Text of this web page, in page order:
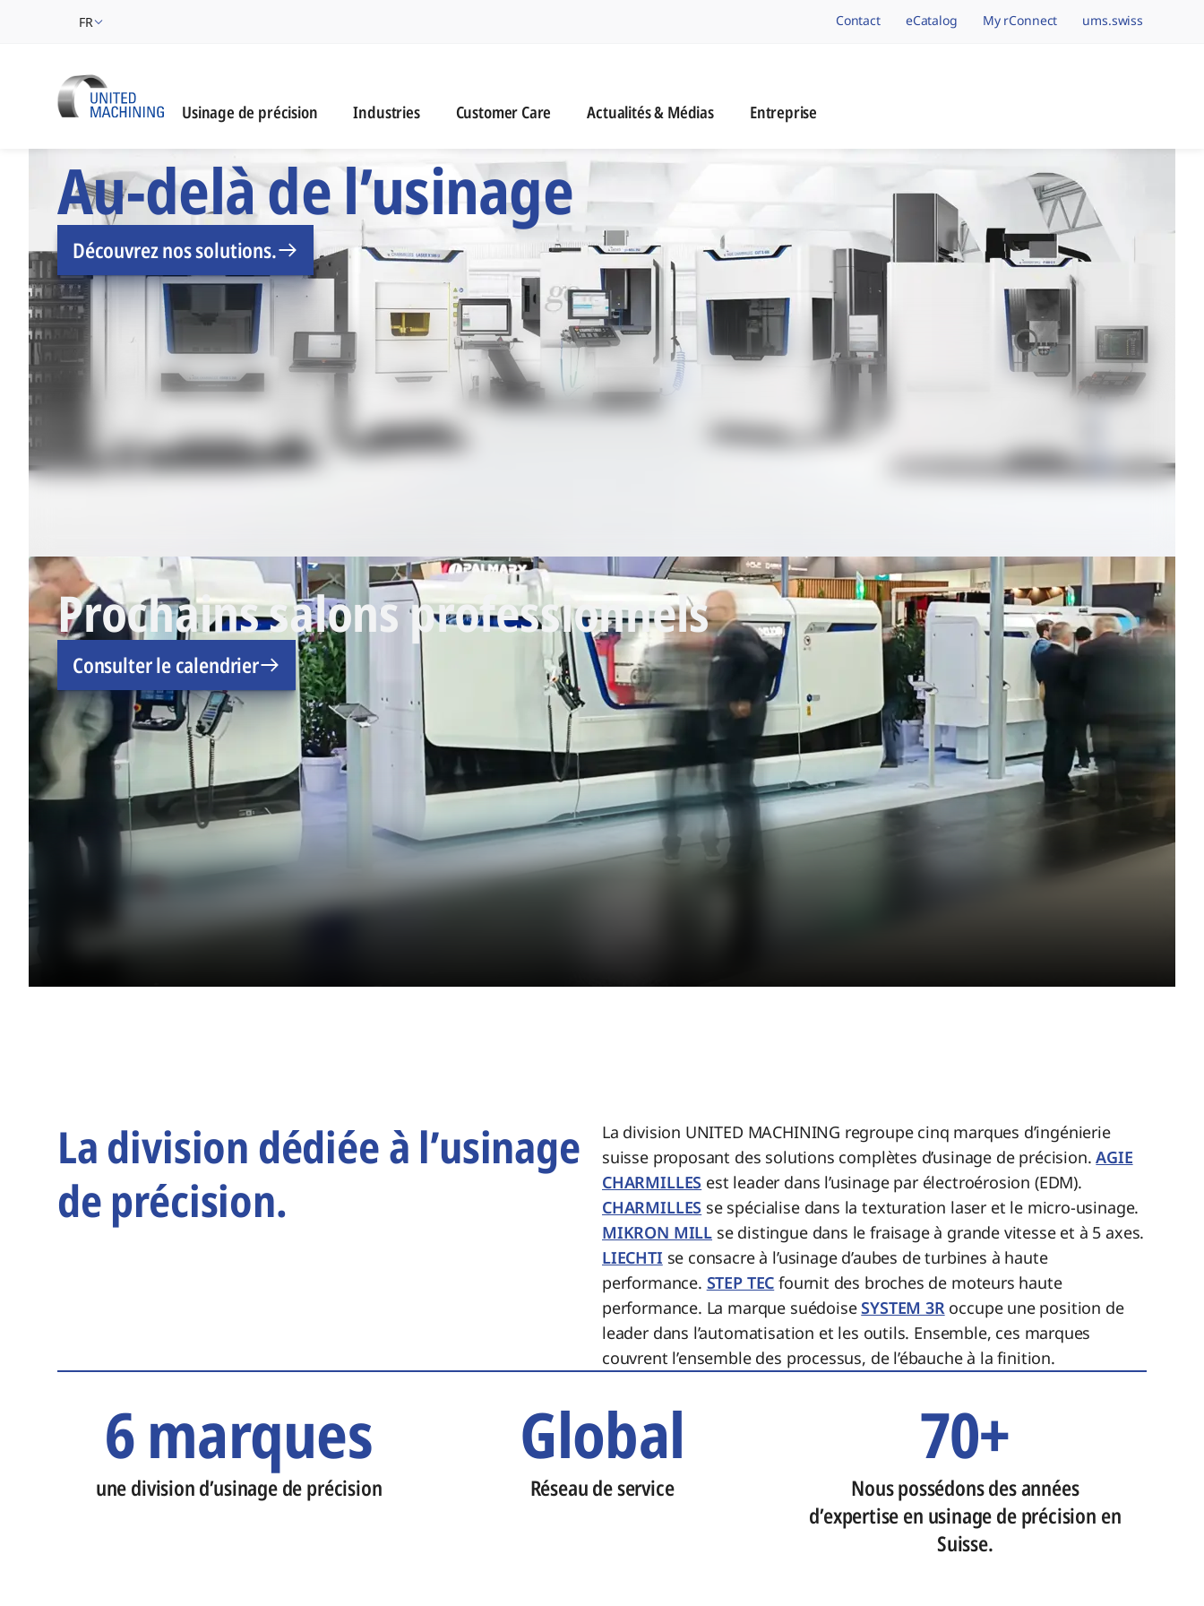
FR navigation.brand
Contact eCatalog My rConnect ums.swiss
Usinage de précision Industries Customer Care Actualités & Médias Entreprise
UNITED MACHINING - Six Marques d'Usinage de
Au-delà de l’usinage
Découvrez nos solutions.
Prochains salons professionnels
Consulter le calendrier
La division dédiée à l’usinage
de précision.
La division UNITED MACHINING regroupe cinq marques d’ingénierie
suisse proposant des solutions complètes d’usinage de précision.AGIE
CHARMILLES est leader dans l’usinage par électroérosion (EDM).
CHARMILLES se spécialise dans la texturation laser et le micro-usinage.
MIKRON MILL se distingue dans le fraisage à grande vitesse et à 5 axes.
LIECHTI se consacre à l’usinage d’aubes de turbines à haute
performance. STEP TEC fournit des broches de moteurs haute
performance. La marque suédoiseSYSTEM 3Roccupe une position de
leader dans l’automatisation et les outils. Ensemble, ces marques
couvrent l’ensemble des processus, de l’ébauche à la finition.
6 marques
une division d’usinage de précision
Global
Réseau de service
70+
Nous possédons des années
d’expertise en usinage de précision en
Suisse.